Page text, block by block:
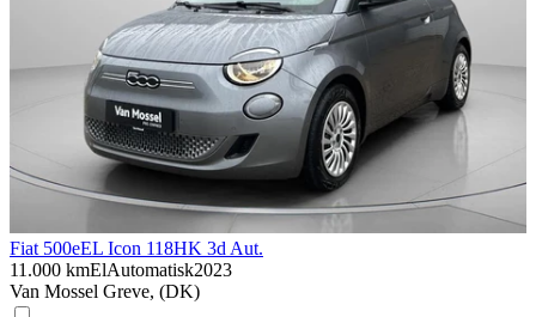
Fiat 500eEL Icon 118HK 3d Aut.
11.000 kmElAutomatisk2023
Van Mossel Greve, (DK)